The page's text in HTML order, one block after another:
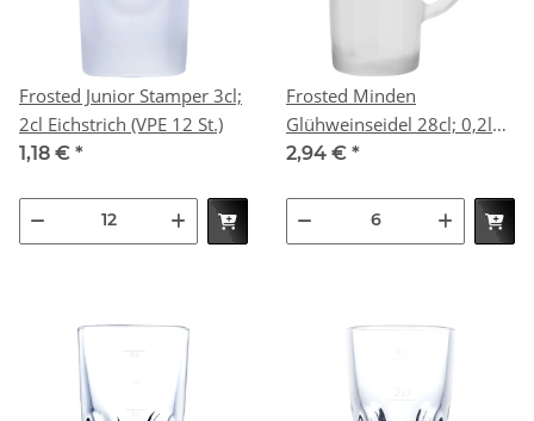
Frosted Junior Stamper 3cl;
2cl Eichstrich (VPE 12 St.)
1,18 € *
Frosted Minden
Glühweinseidel 28cl; 0,2l
2,94 € *